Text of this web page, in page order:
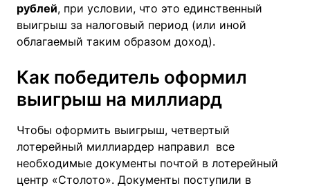
рублей, при условии, что это единственный
выигрыш за налоговый период (или иной
облагаемый таким образом доход).
Как победитель оформил
выигрыш на миллиард
Чтобы оформить выигрыш, четвертый
лотерейный миллиардер направил все
необходимые документы почтой в лотерейный
центр «Столото». Документы поступили в